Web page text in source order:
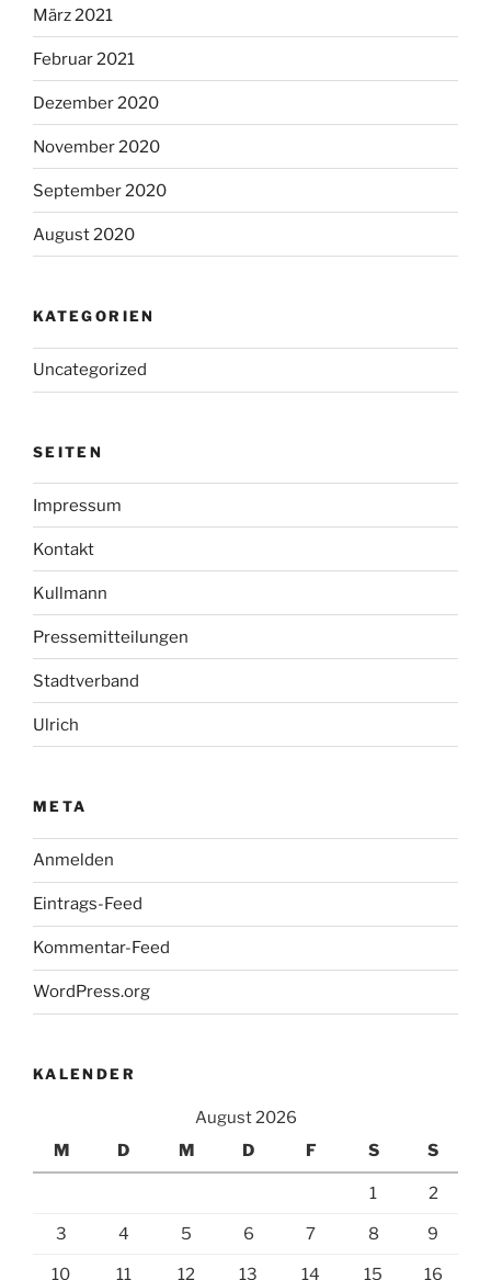
März 2021
Februar 2021
Dezember 2020
November 2020
September 2020
August 2020
KATEGORIEN
Uncategorized
SEITEN
Impressum
Kontakt
Kullmann
Pressemitteilungen
Stadtverband
Ulrich
META
Anmelden
Eintrags-Feed
Kommentar-Feed
WordPress.org
KALENDER
August 2026
M
D M D F S S
1 2
3 4 5 6 7 8 9
10 11 12 13 14 15 16